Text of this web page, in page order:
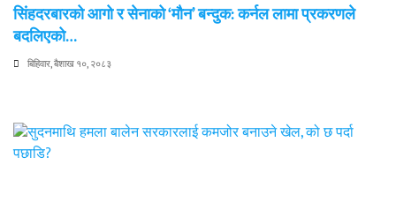
सिंहदरबारको आगो र सेनाको ‘मौन’ बन्दुक: कर्नल लामा प्रकरणले
बदलिएको…
बिहिवार, बैशाख १०, २०८३